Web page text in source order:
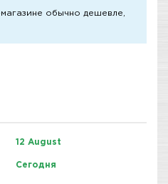
обычно дешевле,
12 August
Сегодня